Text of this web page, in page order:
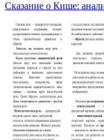
Сказание о Кише: